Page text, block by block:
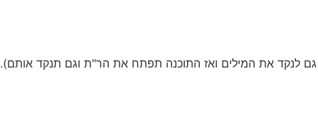
גם לנקד את המילים ואז התוכנה תפתח את הר"ת וגם תנקד אותם).